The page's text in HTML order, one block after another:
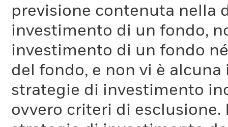
previsione contenuta nella
investimento di un fondo,
investimento di un fondo
del fondo, e non vi è
strategie di investimento
ovvero criteri di